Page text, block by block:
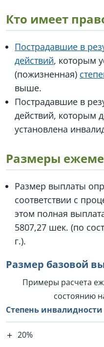
Кто имеет
Пострадавшие в
действий, которым
(пожизненная)
выше.
Пострадавшие в
действий, которым
установлена
Размеры
Размер выплаты
соответствии с
этом полная
5807,27 шек. (по
г.).
Размер базовой
Примеры расчета
состоянию
Степень инвалидности
20%